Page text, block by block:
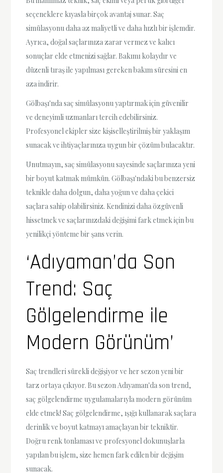
seçeneklere kıyasla birçok avantaj sunar. Saç
simülasyonu daha az maliyetli ve daha hızlı bir işlemdir.
Ayrıca, doğal saçlarınıza zarar vermez ve kalıcı
sonuçlar elde etmenizi sağlar. Bakımı kolaydır ve
düzenli tıraş ile yapılması gereken bakım süresini en
aza indirir.
Gölbaşı'nda saç simülasyonu yaptırmak için güvenilir
ve deneyimli uzmanları tercih edebilirsiniz.
Profesyonel ekipler size kişiselleştirilmiş bir yaklaşım
sunacak ve ihtiyaçlarınıza uygun bir çözüm bulacaktır.
Unutmayın, saç simülasyonu sayesinde saçlarınıza yeni
bir boyut katmak mümkün. Gölbaşı'ndaki bu benzersiz
teknikle daha dolgun, daha yoğun ve daha çekici
saçlara sahip olabilirsiniz. Kendinizi daha özgüvenli
hissetmek ve saçlarınızdaki değişimi fark etmek için bu
yenilikçi yönteme bir şans verin.
‘Adıyaman’da Son
Trend: Saç
Gölgelendirme ile
Modern Görünüm’
Saç trendleri sürekli değişiyor ve her sezon yeni bir
tarz ortaya çıkıyor. Bu sezon Adıyaman'da son trend,
saç gölgelendirme uygulamalarıyla modern görünüm
elde etmek! Saç gölgelendirme, ışığı kullanarak saçlara
derinlik ve boyut katmayı amaçlayan bir tekniktir.
Doğru renk tonlaması ve profesyonel dokunuşlarla
yapılan bu işlem, size hemen fark edilen bir değişim
sunacak.